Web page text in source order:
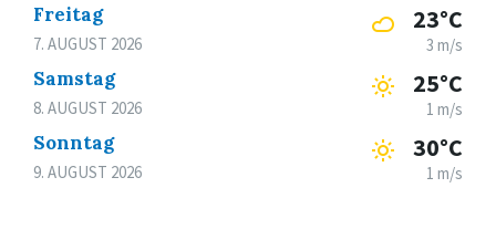
Freitag
7. AUGUST 2026
23°C
3 m/s
Samstag
8. AUGUST 2026
25°C
1 m/s
Sonntag
9. AUGUST 2026
30°C
1 m/s